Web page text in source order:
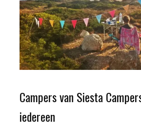
Campers van Siesta
iedereen